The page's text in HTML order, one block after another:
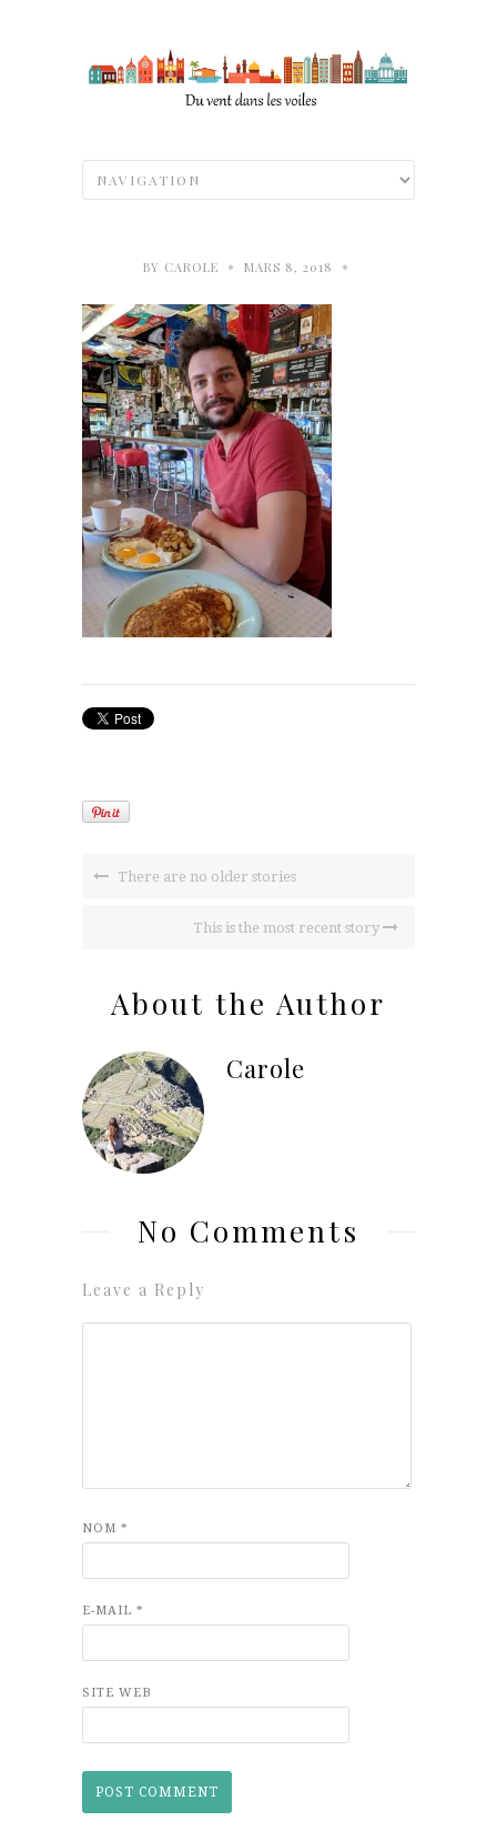
BY CAROLE • MARS 8, 2018 •
There are no older stories
This is the most recent story
About the Author
Carole
No Comments
Leave a Reply
NOM *
E-MAIL *
SITE WEB